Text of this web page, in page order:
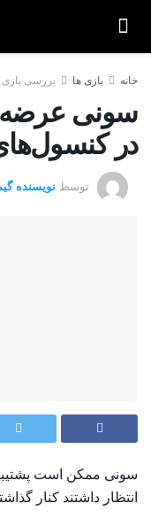
خانه بازی ها بررسی بازی
در
توسط نویسنده
انتظار داشتند کنار